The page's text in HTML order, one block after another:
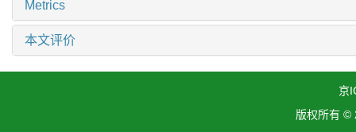
Metrics
本文评价
京
版权所有 ©